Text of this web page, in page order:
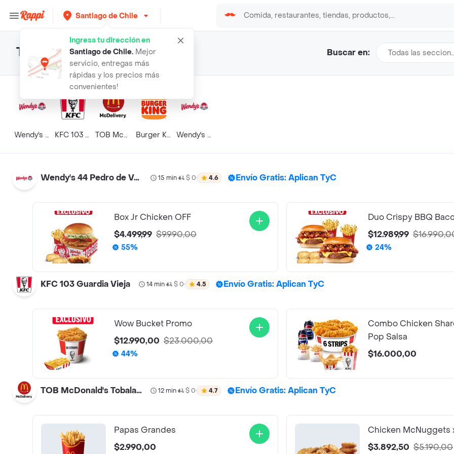
Santiago de Chile
Ingresa tu dirección en
Santiago de Chile. Mejor
servicio, entregas más
rápidas y los precios más
convenientes!
Top resultados para "doggis" Buscar en: Todas las
Wendy's 44 Pedro de Valdivia - Turbo KFC 103 Guardia Vieja TOB McDonald's Tobalaba Burger King® - Hernando de Aguirre Turbo Wendy's Pedro de Valdivia
Wendy's 44 Pedro de Valdivia - Turbo 15 min• $ 0• 4.6 Envío Gratis: Aplican TyC
Box Jr Chicken OFF
$4.499,99 $9.990,00
55%
Duo Crispy BBQ
$12.989,99
24%
KFC 103 Guardia Vieja 14 min• $ 0• 4.5 Envío Gratis: Aplican TyC
Wow Bucket Promo
$12.990,00 $23.000,00
44%
Combo Chicken
Pop Salsa
$16.000,00
TOB McDonald's Tobalaba 12 min• $ 0• 4.7 Envío Gratis: Aplican TyC
Papas Grandes
$2.990,00
Chicken McNuggets
$3.892,50 $5.190,00